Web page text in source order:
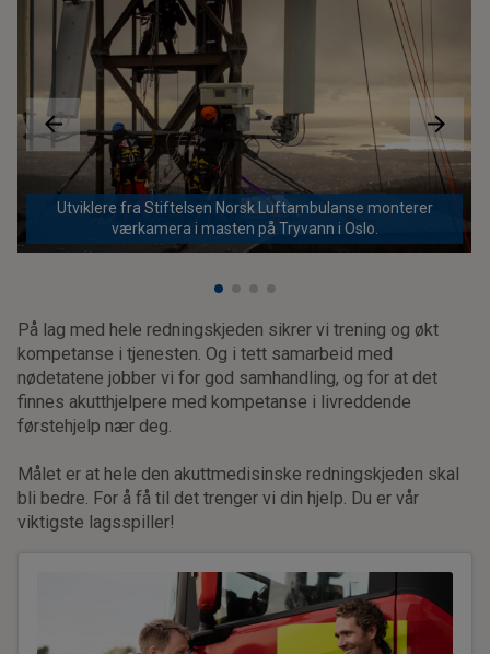
Utviklere fra Stiftelsen Norsk Luftambulanse monterer
værkamera i masten på Tryvann i Oslo.
På lag med hele redningskjeden sikrer vi trening og økt
kompetanse i tjenesten. Og i tett samarbeid med
nødetatene jobber vi for god samhandling, og for at det
finnes akutthjelpere med kompetanse i livreddende
førstehjelp nær deg.
Målet er at hele den akuttmedisinske redningskjeden skal
bli bedre. For å få til det trenger vi din hjelp. Du er vår
viktigste lagsspiller!